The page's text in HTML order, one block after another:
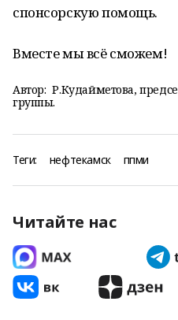
спонсорскую помощь.
Вместе мы всё сможем!
Автор: Р.Кудайметова,
группы.
Теги: нефтекамск ппми
Читайте нас